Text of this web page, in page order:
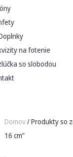
na fotenie
so slobodou
Domov/ Produkty so
16 cm”